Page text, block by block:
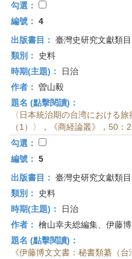
勾選：
編號： 4
出版書目： 臺灣史研究文獻類
類別：
史料
時期(主題)：
日治
作者： 曽山毅
題名 (點擊閱讀)：
〈日本統治期の台湾における
（1）〉，《商経論叢》，50：
勾選：
編號： 5
出版書目： 臺灣史研究文獻類
類別：
史料
時期(主題)：
日治
作者： 檜山幸夫総編集、伊藤
題名 (點擊閱讀)：
《伊藤博文文書：秘書類纂（